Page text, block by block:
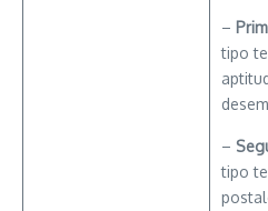
–
tipo
–
tipo